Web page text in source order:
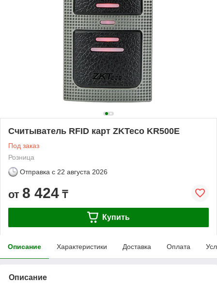
Считыватель RFID карт ZKTeco KR500E
Под заказ
Розница
Отправка с 22 августа 2026
от 8 424 ₸
Купить
Описание Характеристики Доставка Оплата
Описание